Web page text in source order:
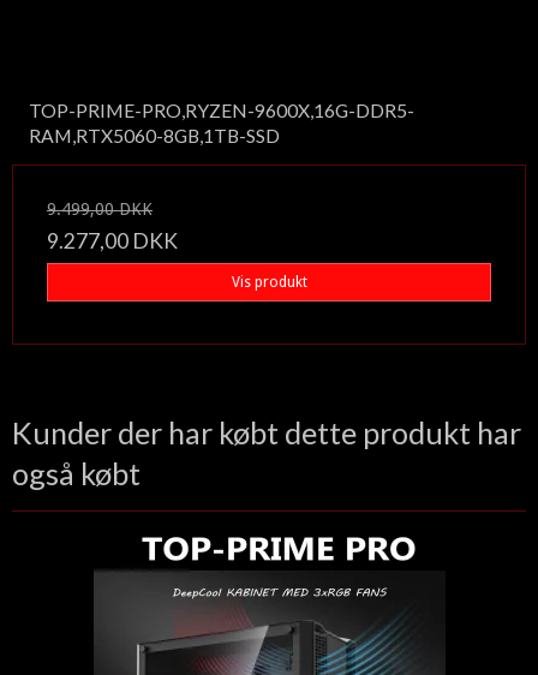
TOP-PRIME-PRO,RYZEN-9600X,16G-DDR5-
RAM,RTX5060-8GB,1TB-SSD
9.499,00 DKK
9.277,00 DKK
Vis produkt
Kunder der har købt dette produkt har
også købt